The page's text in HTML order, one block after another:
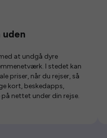
at undgå dyre
I stedet kan
priser, når du rejser, så
kort, beskedapps,
nettet under din rejse.